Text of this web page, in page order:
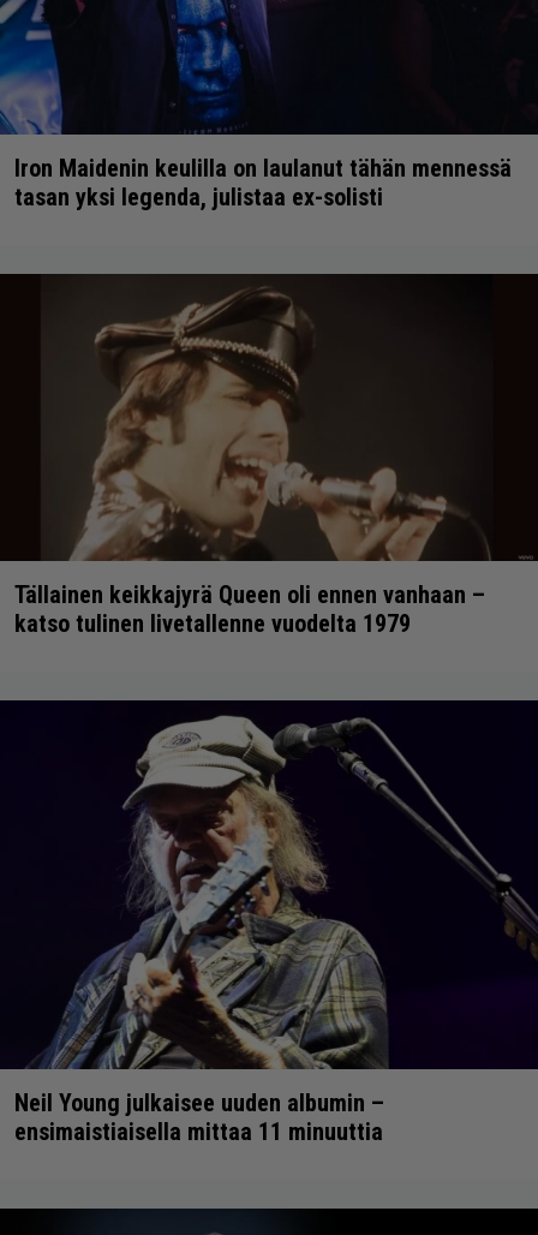
Iron Maidenin keulilla on laulanut tähän mennessä
tasan yksi legenda, julistaa ex-solisti
Tällainen keikkajyrä Queen oli ennen vanhaan –
katso tulinen livetallenne vuodelta 1979
Neil Young julkaisee uuden albumin –
ensimaistiaisella mittaa 11 minuuttia